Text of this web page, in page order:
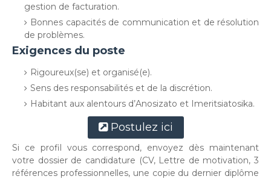
gestion de facturation.
Bonnes capacités de communication et de résolution
de problèmes.
Exigences du poste
Rigoureux(se) et organisé(e).
Sens des responsabilités et de la discrétion.
Habitant aux alentours d’Anosizato et Imeritsiatosika.
Postulez ici
Si ce profil vous correspond, envoyez dès maintenant
votre dossier de candidature (CV, Lettre de motivation, 3
références professionnelles, une copie du dernier diplôme